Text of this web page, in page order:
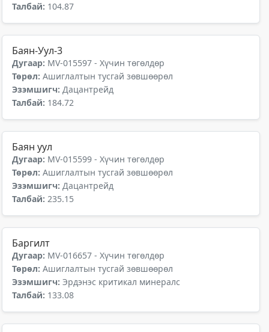
Талбай: 104.87
Баян-Уул-3
Дугаар: MV-015597 - Хүчин төгөлдөр
Төрөл: Ашиглалтын тусгай зөвшөөрөл
Эзэмшигч: Дацантрейд
Талбай: 184.72
Баян уул
Дугаар: MV-015599 - Хүчин төгөлдөр
Төрөл: Ашиглалтын тусгай зөвшөөрөл
Эзэмшигч: Дацантрейд
Талбай: 235.15
Баргилт
Дугаар: MV-016657 - Хүчин төгөлдөр
Төрөл: Ашиглалтын тусгай зөвшөөрөл
Эзэмшигч: Эрдэнэс критикал минералс
Талбай: 133.08